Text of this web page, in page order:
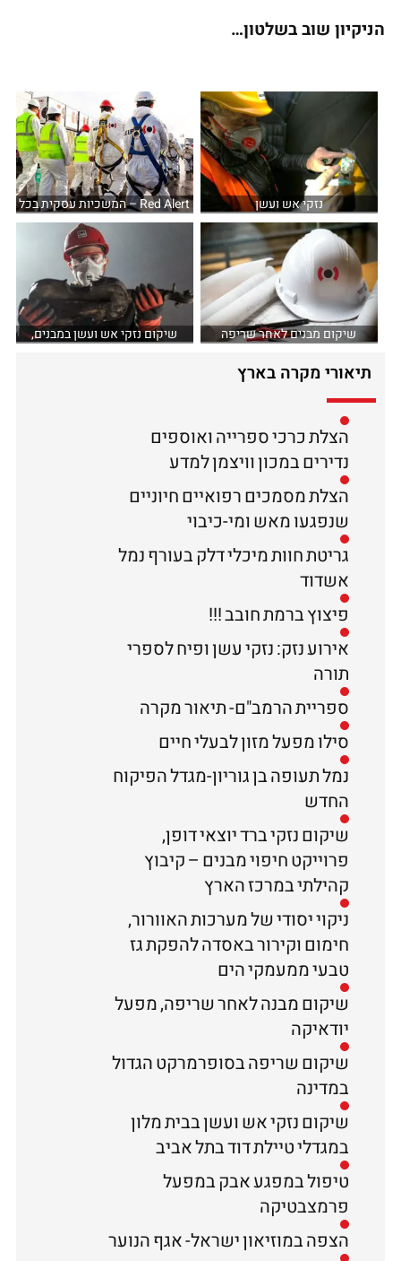
הניקיון שוב בשלטון…
Red Alert – המשכיות עסקית בכל
מצב
נזקי אש ועשן
שיקום נזקי אש ועשן במבנים,
שיקום מבנים לאחר שריפה
תיאורי מקרה בארץ
הצלת כרכי ספרייה ואוספים
נדירים במכון וויצמן למדע
הצלת מסמכים רפואיים חיוניים
שנפגעו מאש ומי-כיבוי
גריטת חוות מיכלי דלק בעורף נמל
אשדוד
פיצוץ ברמת חובב !!!
אירוע נזק: נזקי עשן ופיח לספרי
תורה
ספריית הרמב"ם- תיאור מקרה
סילו מפעל מזון לבעלי חיים
נמל תעופה בן גוריון-מגדל הפיקוח
החדש
שיקום נזקי ברד יוצאי דופן,
פרוייקט חיפוי מבנים – קיבוץ
קהילתי במרכז הארץ
ניקוי יסודי של מערכות האוורור,
חימום וקירור באסדה להפקת גז
טבעי ממעמקי הים
שיקום מבנה לאחר שריפה, מפעל
יודאיקה
שיקום שריפה בסופרמרקט הגדול
במדינה
שיקום נזקי אש ועשן בבית מלון
במגדלי טיילת דוד בתל אביב
טיפול במפגע אבק במפעל
פרמצבטיקה
הצפה במוזיאון ישראל- אגף הנוער